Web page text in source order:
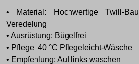
• Material: Hochwertige Twill-
Veredelung
• Ausrüstung: Bügelfrei
• Pflege: 40 °C Pflegeleicht-Wäsche
• Empfehlung: Auf links waschen